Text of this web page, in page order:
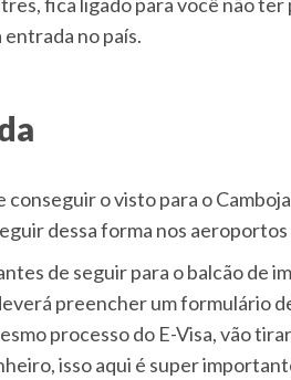
fica ligado para você não ter
no país.
o visto para o
dessa forma nos aeroportos
de seguir para o balcão de
preencher um formulário
processo do E-Visa, vão
isso aqui é super